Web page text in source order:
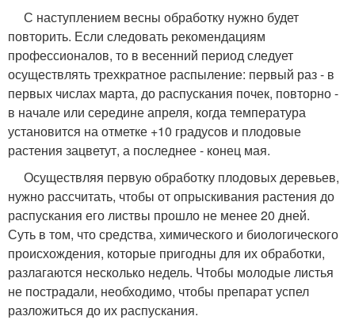
С наступлением весны обработку нужно будет
повторить. Если следовать рекомендациям
профессионалов, то в весенний период следует
осуществлять трехкратное распыление: первый раз - в
первых числах марта, до распускания почек, повторно -
в начале или середине апреля, когда температура
установится на отметке +10 градусов и плодовые
растения зацветут, а последнее - конец мая.
Осуществляя первую обработку плодовых деревьев,
нужно рассчитать, чтобы от опрыскивания растения до
распускания его листвы прошло не менее 20 дней.
Суть в том, что средства, химического и биологического
происхождения, которые пригодны для их обработки,
разлагаются несколько недель. Чтобы молодые листья
не пострадали, необходимо, чтобы препарат успел
разложиться до их распускания.